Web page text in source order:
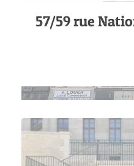
57/59 rue